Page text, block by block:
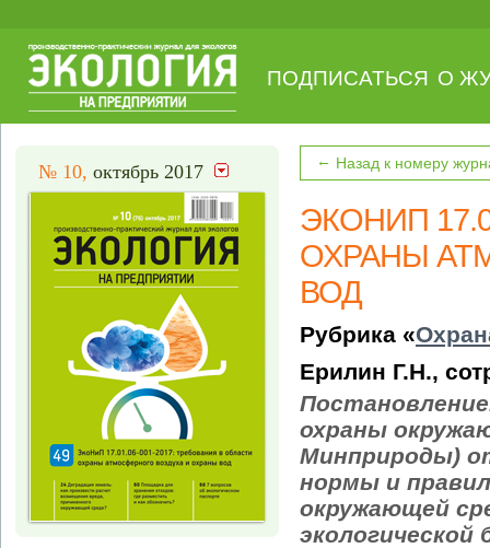
ПОДПИСАТЬСЯ О
№ 10, октябрь 2017 ← Назад к номеру
ЭКОНИП
ОХРАНЫ
ВОД
Рубрика «
Ерилин Г.Н.,
охраны
Минприроды)
нормы и
окружающей